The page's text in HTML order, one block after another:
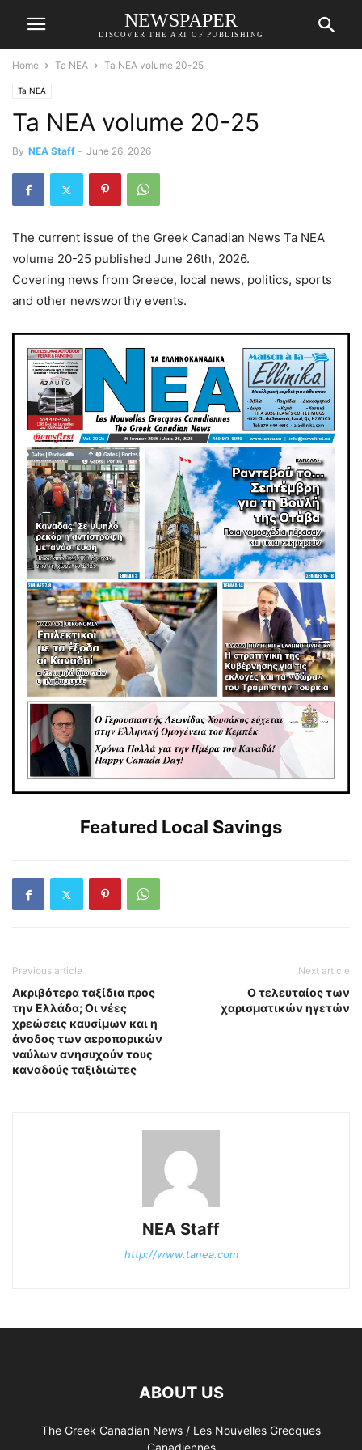
NEWSPAPER
DISCOVER THE ART OF PUBLISHING
Home Ta NEA Ta NEA volume 20-25
Ta NEA
Ta NEA volume 20-25
By NEA Staff - June 26, 2026
The current issue of the Greek Canadian News Ta NEA
volume 20-25 published June 26th, 2026.
Covering news from Greece, local news, politics, sports
and other newsworthy events.
Featured Local Savings
Previous article
Ακριβότερα ταξίδια προς
την Ελλάδα; Οι νέες
χρεώσεις καυσίμων και η
άνοδος των αεροπορικών
ναύλων ανησυχούν τους
καναδούς ταξιδιώτες
Next article
Ο τελευταίος των
χαρισματικών ηγετών
NEA Staff
http://www.tanea.com
ABOUT US
The Greek Canadian News / Les Nouvelles Grecques
Canadiennes